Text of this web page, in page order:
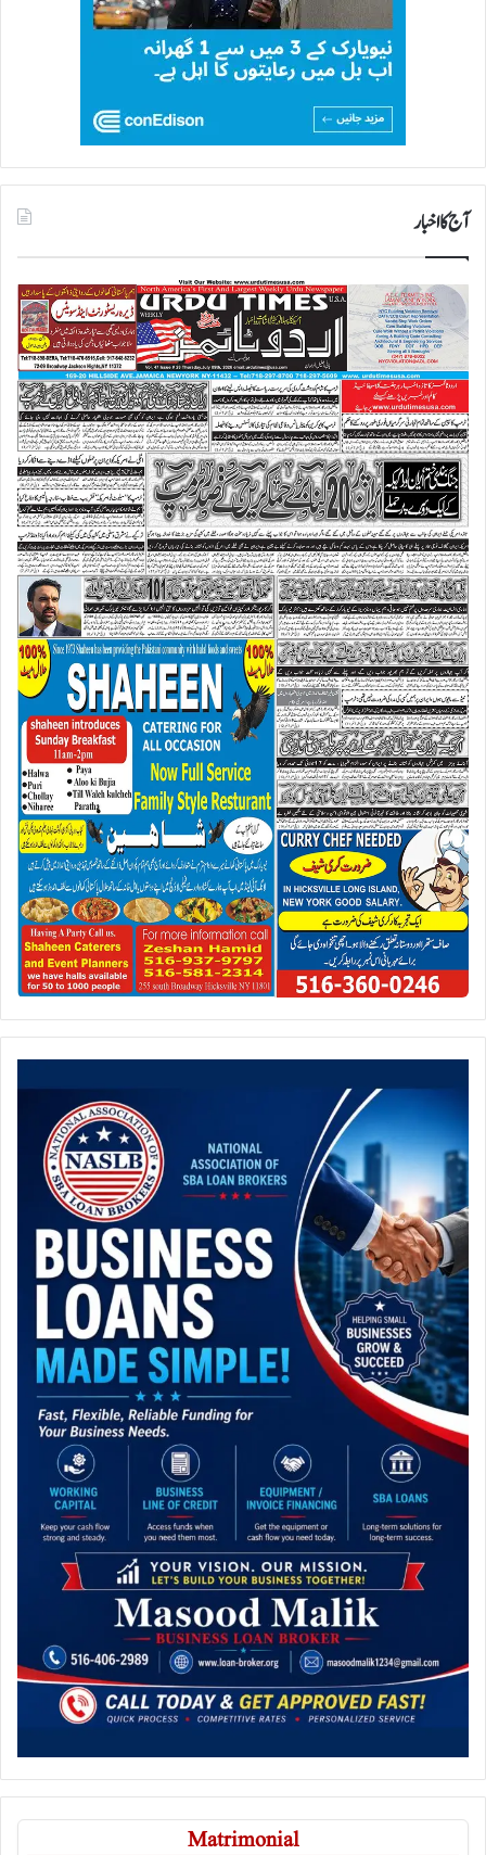
آج کا اخبار
Matrimonial